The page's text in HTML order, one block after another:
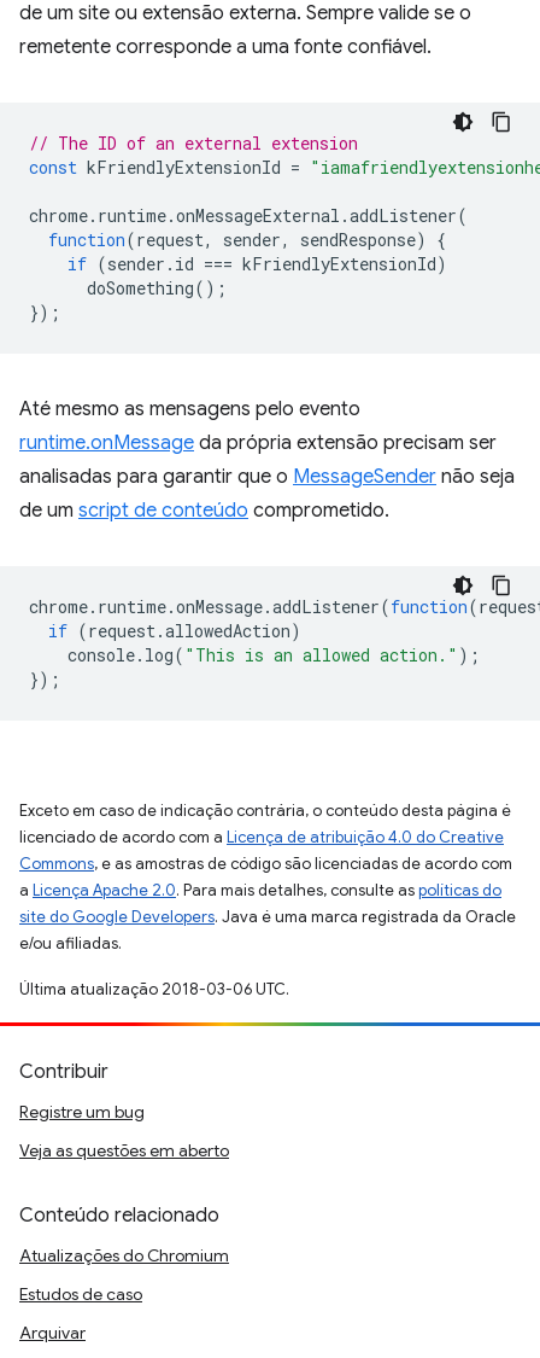
de um site ou extensão externa. Sempre valide se o
remetente corresponde a uma fonte confiável.
// The ID of an external extension
const kFriendlyExtensionId =
chrome. runtime.onMessageExternal .addListener(
function(request, sender, sendResponse)
{
if (sender . id === kFriendlyExtensionId)
doSomething();
});
Até mesmo as mensagens pelo evento
runtime.onMessage da própria extensão precisam ser
analisadas para garantir que o MessageSender não seja
de um script de conteúdo comprometido.
chrome. runtime.onMessage.addListener(function(
if (request.allowedAction)
console. log( "This is an allowed action." );
});
Exceto em caso de indicação contrária, o conteúdo desta página é
licenciado de acordo com a Licença de atribuição 4.0 do Creative
Commons, e as amostras de código são licenciadas de acordo com
a Licença Apache 2.0. Para mais detalhes, consulte aspolíticas do
site do Google Developers. Java é uma marca registrada da Oracle
e/ou afiliadas.
Última atualização 2018-03-06 UTC.
Contribuir
Registre um bug
Veja as questões em aberto
Conteúdo relacionado
Atualizações do Chromium
Estudos de caso
Arquivar